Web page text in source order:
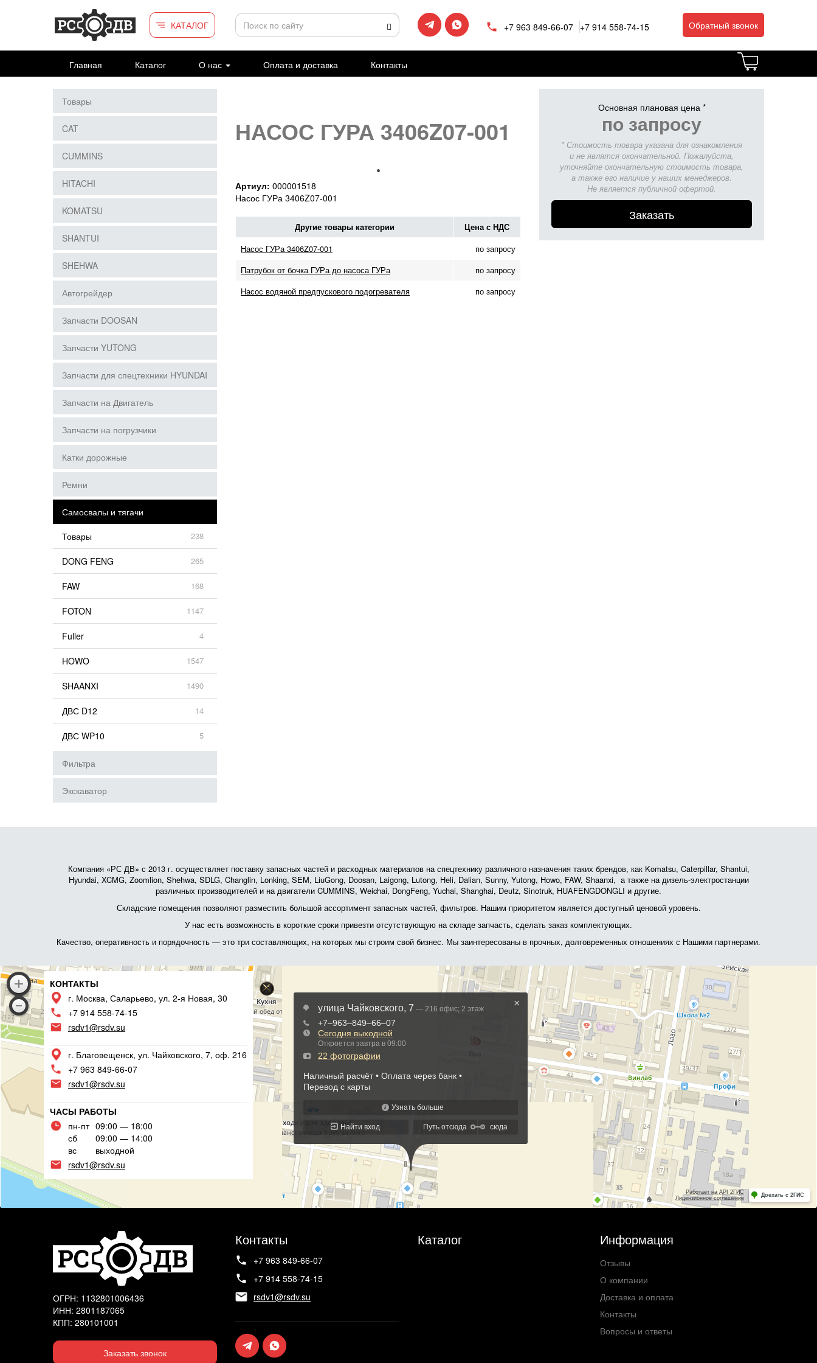
Перейти к основному содержанию
КАТАЛОГ
+7 963 849-66-07 +7 914 558-74-15 Обратный звонок
Главная Каталог О нас Оплата и доставка Контакты
НАСОС ГУРА 3406Z07-001
Артиул: 000001518
Насос ГУРа 3406Z07-001
Другие товары категории Цена с НДС
Насос ГУРа 3406Z07-001
по запросу
Патрубок от бочка ГУРа до насоса ГУРа
по запросу
Насос водяной предпускового подогревателя
по запросу
Основная плановая цена *
по запросу
* Стоимость товара указана для ознакомления
и не являтся окончательной. Пожалуйста,
уточняйте окончательную стоимость товара,
а также его наличие у наших менеджеров.
Не является публичной офертой.
Заказать
Товары
CAT
CUMMINS
HITACHI
KOMATSU
SHANTUI
SHEHWA
Автогрейдер
Запчасти DOOSAN
Запчасти YUTONG
Запчасти для спецтехники HYUNDAI
Запчасти на Двигатель
Запчасти на погрузчики
Катки дорожные
Ремни
Самосвалы и тягачи
Товары
238
DONG FENG 265
FAW 168
FOTON 1147
Fuller 4
HOWO 1547
SHAANXI 1490
ДВС D12 14
ДВС WP10 5
Фильтра
Экскаватор
Компания «РС ДВ» с 2013 г. осуществляет поставку запасных частей и расходных материалов на спецтехнику различного назначения таких брендов, как Komatsu, Caterpillar, Shantui,
Hyundai, XCMG, Zoomlion, Shehwa, SDLG, Changlin, Lonking, SEM, LiuGong, Doosan, Laigong, Lutong, Heli, Dalian, Sunny, Yutong, Howo, FAW, Shaanxi, а также на дизель-электростанции
различных производителей и на двигатели CUMMINS, Weichai, DongFeng, Yuchai, Shanghai, Deutz, Sinotruk, HUAFENGDONGLI и другие.
Складские помещения позволяют разместить большой ассортимент запасных частей, фильтров. Нашим приоритетом является доступный ценовой уровень.
У нас есть возможность в короткие сроки привезти отсутствующую на складе запчасть, сделать заказ комплектующих.
Качество, оперативность и порядочность — это три составляющих, на которых мы строим свой бизнес. Мы заинтересованы в прочных, долговременных отношениях с Нашими партнерами.
КОНТАКТЫ
г. Москва, Саларьево, ул. 2-я Новая, 30
+7 914 558-74-15
rsdv1@rsdv.su
г. Благовещенск, ул. Чайковского, 7, оф. 216
+7 963 849-66-07
rsdv1@rsdv.su
ЧАСЫ РАБОТЫ
пн-пт 09:00 — 18:00
сб
09:00 — 14:00
вс
выходной
rsdv1@rsdv.su
ОГРН: 1132801006436
ИНН: 2801187065
КПП: 280101001
Заказать звонок
Контакты
+7 963 849-66-07
+7 914 558-74-15
rsdv1@rsdv.su
Каталог Информация
Отзывы
О компании
Доставка и оплата
Контакты
Вопросы и ответы